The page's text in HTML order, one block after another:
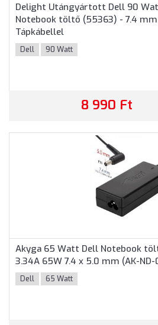
Delight Utángyártott Dell 90
Notebook töltő (55363) - 7.4
Tápkábellel
Dell 90 Watt
8 990 Ft
Akyga 65 Watt Dell Notebook
3.34A 65W 7.4 x 5.0 mm (AK-
Dell 65 Watt